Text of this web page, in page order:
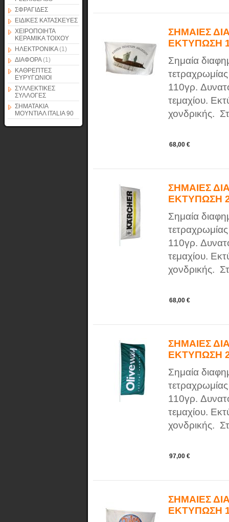
ΣΦΡΑΓΙΔΕΣ
ΕΙΔΙΚΕΣ ΚΑΤΑΣΚΕΥΕΣ
ΧΕΙΡΟΠΟΙΗΤΑ
ΚΕΡΑΜΙΚΑ ΤΟΙΧΟΥ
ΗΛΕΚΤΡΟΝΙΚΑ(1)
ΔΙΑΦΟΡΑ(1)
ΚΑΘΡΕΠΤΕΣ
ΕΥΡΥΓΩΝΙΟΙ
ΣΥΛΛΕΚΤΙΚΕΣ
ΣΥΛΛΟΓΕΣ
ΣΗΜΑΤΑΚΙΑ
ΜΟΥΝΤΙΑΛ ITALIA 90
ΣΗΜΑΙΕΣ
ΕΚΤΥΠΩΣΗ
Σημαία
110γρ.
τεμαχίου.
χονδρικής.
68,00 €
ΣΗΜΑΙΕΣ
ΕΚΤΥΠΩΣΗ
Σημαία
110γρ.
τεμαχίου.
χονδρικής.
68,00 €
ΣΗΜΑΙΕΣ
ΕΚΤΥΠΩΣΗ
Σημαία
110γρ.
τεμαχίου.
χονδρικής.
97,00 €
ΣΗΜΑΙΕΣ
ΕΚΤΥΠΩΣΗ